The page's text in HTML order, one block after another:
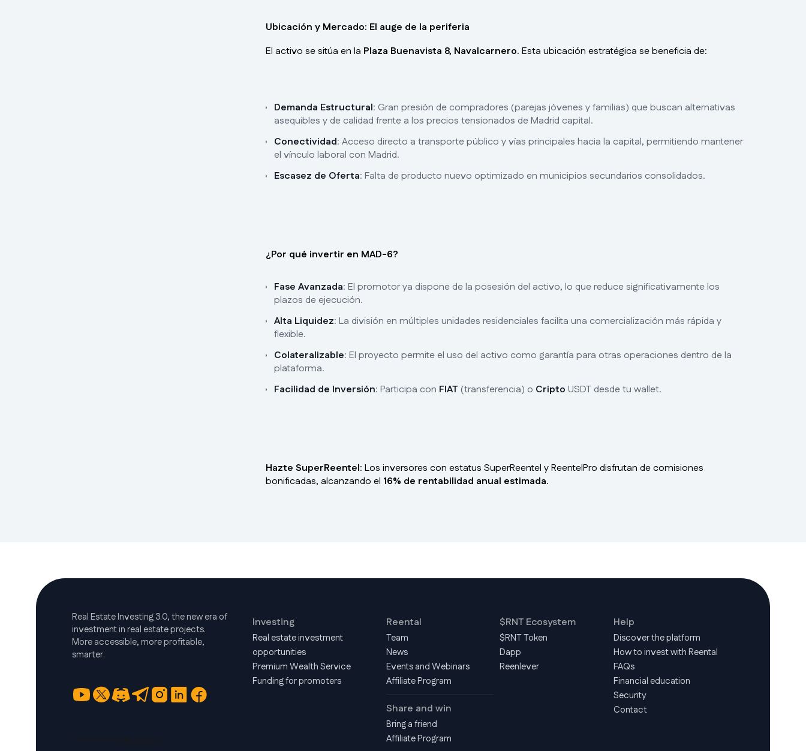
Ubicación y Mercado: El auge de la periferia
El activo se sitúa en la Plaza Buenavista 8, Navalcarnero. Esta ubicación estratégica se beneficia de:
Demanda Estructural: Gran presión de compradores (parejas jóvenes y familias) que buscan alternativas
asequibles y de calidad frente a los precios tensionados de Madrid capital.
Conectividad: Acceso directo a transporte público y vías principales hacia la capital, permitiendo mantener
el vínculo laboral con Madrid.
Escasez de Oferta: Falta de producto nuevo optimizado en municipios secundarios consolidados.
¿Por qué invertir en MAD-6?
Fase Avanzada: El promotor ya dispone de la posesión del activo, lo que reduce significativamente los
plazos de ejecución.
Alta Liquidez: La división en múltiples unidades residenciales facilita una comercialización más rápida y
flexible.
Colateralizable: El proyecto permite el uso del activo como garantía para otras operaciones dentro de la
plataforma.
Facilidad de Inversión: Participa con FIAT (transferencia) o Cripto USDT desde tu wallet.
Hazte SuperReentel: Los inversores con estatus SuperReentel y ReentelPro disfrutan de comisiones
bonificadas, alcanzando el 16% de rentabilidad anual estimada.
Real Estate Investing 3.0, the new era of
investment in real estate projects.
More accessible, more profitable,
smarter.
Investing
Real estate investment
opportunities
Premium Wealth Service
Funding for promoters
Reental
Team
News
Events and Webinars
Affiliate Program
Share and win
Bring a friend
Affiliate Program
$RNT Ecosystem
$RNT Token
Dapp
Reenlever
Help
Discover the platform
How to invest with Reental
FAQs
Financial education
Security
Contact